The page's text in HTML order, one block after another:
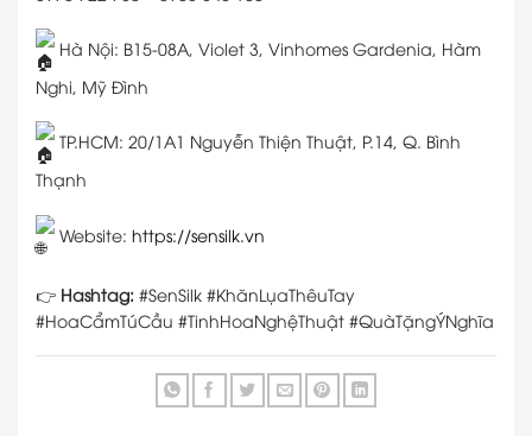
Hà Nội: B15-08A, Violet 3, Vinhomes Gardenia, Hàm
Nghi, Mỹ Đình
TP.HCM: 20/1A1 Nguyễn Thiện Thuật, P.14, Q. Bình
Thạnh
Website: https://sensilk.vn
👉 Hashtag: #SenSilk #KhănLụaThêuTay
#HoaCẩmTúCầu #TinhHoaNghệThuật #QuàTặngÝNghĩa